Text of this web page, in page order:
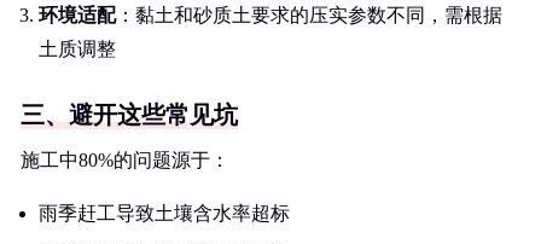
环境适配：黏土和砂质土要求的压实参数不同，需根据
土质调整
三、避开这些常见坑
施工中80%的问题源于：
雨季赶工导致土壤含水率超标